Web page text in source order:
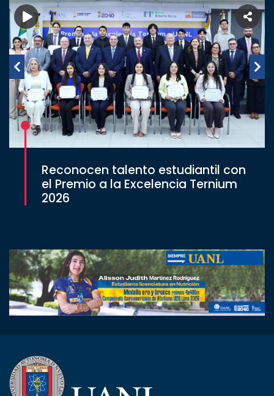
Reconocen talento estudiantil con
el Premio a la Excelencia Ternium
2026